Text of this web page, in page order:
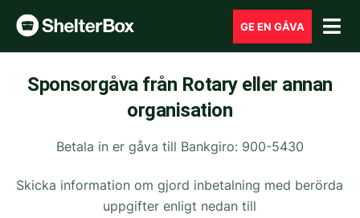
GE EN GÅVA
Sponsorgåva från Rotary eller annan
organisation
Betala in er gåva till Bankgiro: 900-5430
Skicka information om gjord inbetalning med berörda
uppgifter enligt nedan till